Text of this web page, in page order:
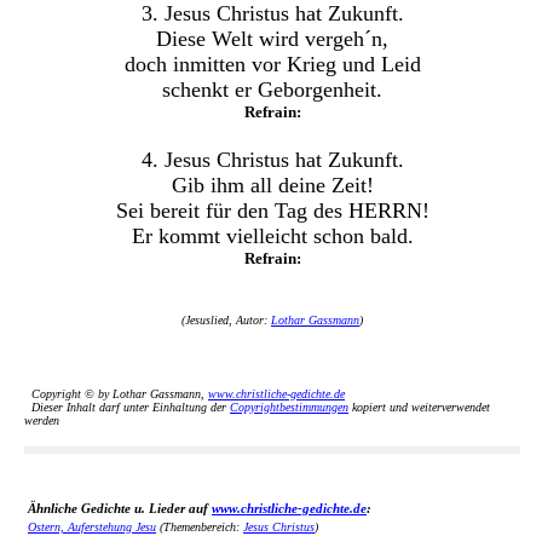
3. Jesus Christus hat Zukunft.
Diese Welt wird vergeh´n,
doch inmitten vor Krieg und Leid
schenkt er Geborgenheit.
Refrain:
4. Jesus Christus hat Zukunft.
Gib ihm all deine Zeit!
Sei bereit für den Tag des HERRN!
Er kommt vielleicht schon bald.
Refrain:
(Jesuslied, Autor: Lothar Gassmann)
Copyright © by Lothar Gassmann, www.christliche-gedichte.de
Dieser Inhalt darf unter Einhaltung der Copyrightbestimmungen kopiert und weiterverwendet
werden
Ähnliche Gedichte u. Lieder aufwww.christliche-gedichte.de:
Ostern, Auferstehung Jesu (Themenbereich: Jesus Christus)